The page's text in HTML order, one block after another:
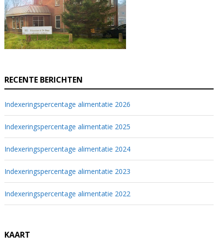
RECENTE BERICHTEN
Indexeringspercentage alimentatie 2026
Indexeringspercentage alimentatie 2025
Indexeringspercentage alimentatie 2024
Indexeringspercentage alimentatie 2023
Indexeringspercentage alimentatie 2022
KAART